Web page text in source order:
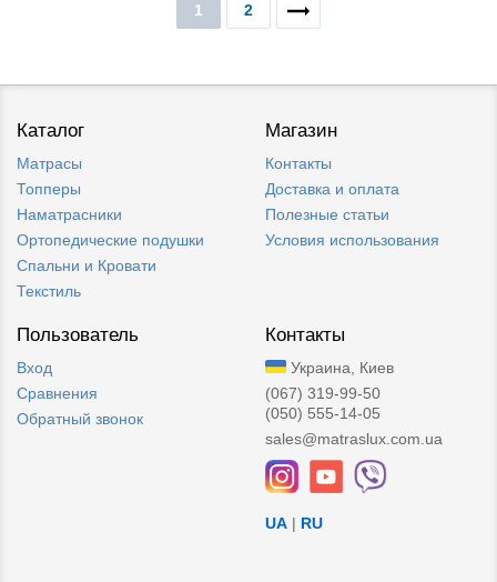
1 2
Каталог
Матрасы
Топперы
Наматрасники
Ортопедические подушки
Спальни и Кровати
Текстиль
Магазин
Контакты
Доставка и оплата
Полезные статьи
Условия использования
Пользователь
Вход
Сравнения
Обратный звонок
Контакты
Украина, Киев
(067) 319-99-50
(050) 555-14-05
sales@matraslux.com.ua
UA | RU